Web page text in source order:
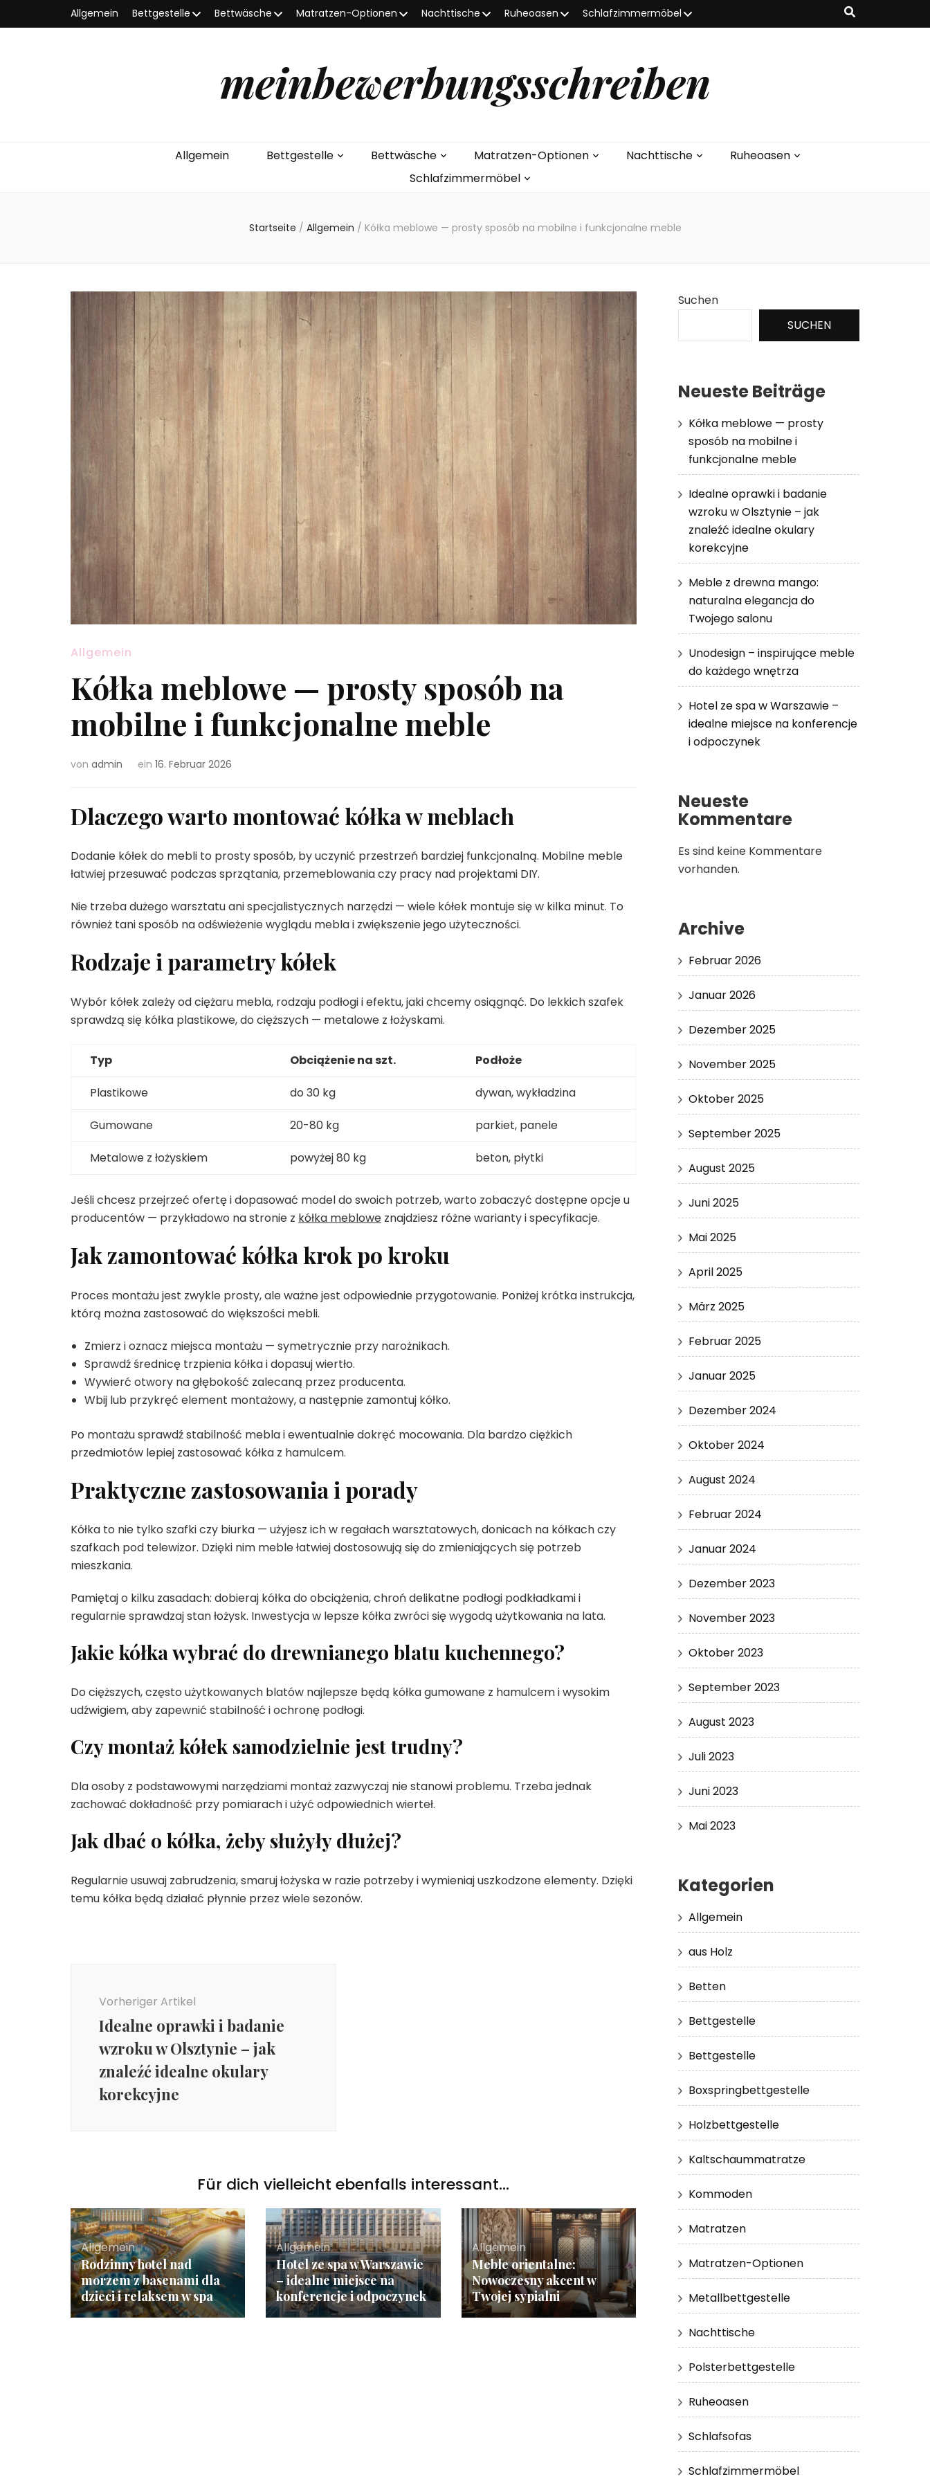
Allgemein Bettgestelle Bettwäsche Matratzen-Optionen Nachttische Ruheoasen Schlafzimmermöbel
meinbewerbungsschreiben
Allgemein Bettgestelle Bettwäsche Matratzen-Optionen Nachttische
Ruheoasen
Schlafzimmermöbel
Startseite / Allgemein / Kółka meblowe — prosty sposób na mobilne i funkcjonalne meble
Allgemein
Kółka meblowe — prosty sposób na
mobilne i funkcjonalne meble
von admin ein 16. Februar 2026
Dlaczego warto montować kółka w meblach
Dodanie kółek do mebli to prosty sposób, by uczynić przestrzeń bardziej funkcjonalną. Mobilne meble
łatwiej przesuwać podczas sprzątania, przemeblowania czy pracy nad projektami DIY.
Nie trzeba dużego warsztatu ani specjalistycznych narzędzi — wiele kółek montuje się w kilka minut. To
również tani sposób na odświeżenie wyglądu mebla i zwiększenie jego użyteczności.
Rodzaje i parametry kółek
Wybór kółek zależy od ciężaru mebla, rodzaju podłogi i efektu, jaki chcemy osiągnąć. Do lekkich szafek
sprawdzą się kółka plastikowe, do cięższych — metalowe z łożyskami.
Typ Obciążenie na szt. Podłoże
Plastikowe do 30 kg dywan, wykładzina
Gumowane 20-80 kg parkiet, panele
Metalowe z łożyskiem powyżej 80 kg beton, płytki
Jeśli chcesz przejrzeć ofertę i dopasować model do swoich potrzeb, warto zobaczyć dostępne opcje u
producentów — przykładowo na stronie z kółka meblowe znajdziesz różne warianty i specyfikacje.
Jak zamontować kółka krok po kroku
Proces montażu jest zwykle prosty, ale ważne jest odpowiednie przygotowanie. Poniżej krótka instrukcja,
którą można zastosować do większości mebli.
Zmierz i oznacz miejsca montażu — symetrycznie przy narożnikach.
Sprawdź średnicę trzpienia kółka i dopasuj wiertło.
Wywierć otwory na głębokość zalecaną przez producenta.
Wbij lub przykręć element montażowy, a następnie zamontuj kółko.
Po montażu sprawdź stabilność mebla i ewentualnie dokręć mocowania. Dla bardzo ciężkich
przedmiotów lepiej zastosować kółka z hamulcem.
Praktyczne zastosowania i porady
Kółka to nie tylko szafki czy biurka — użyjesz ich w regałach warsztatowych, donicach na kółkach czy
szafkach pod telewizor. Dzięki nim meble łatwiej dostosowują się do zmieniających się potrzeb
mieszkania.
Pamiętaj o kilku zasadach: dobieraj kółka do obciążenia, chroń delikatne podłogi podkładkami i
regularnie sprawdzaj stan łożysk. Inwestycja w lepsze kółka zwróci się wygodą użytkowania na lata.
Jakie kółka wybrać do drewnianego blatu kuchennego?
Do cięższych, często użytkowanych blatów najlepsze będą kółka gumowane z hamulcem i wysokim
udźwigiem, aby zapewnić stabilność i ochronę podłogi.
Czy montaż kółek samodzielnie jest trudny?
Dla osoby z podstawowymi narzędziami montaż zazwyczaj nie stanowi problemu. Trzeba jednak
zachować dokładność przy pomiarach i użyć odpowiednich wierteł.
Jak dbać o kółka, żeby służyły dłużej?
Regularnie usuwaj zabrudzenia, smaruj łożyska w razie potrzeby i wymieniaj uszkodzone elementy. Dzięki
temu kółka będą działać płynnie przez wiele sezonów.
Vorheriger Artikel
Idealne oprawki i badanie
wzroku w Olsztynie – jak
znaleźć idealne okulary
korekcyjne
Für dich vielleicht ebenfalls interessant...
Allgemein
Rodzinny hotel nad
morzem z basenami dla
dzieci i relaksem w spa
Allgemein
Hotel ze spa w Warszawie
– idealne miejsce na
konferencje i odpoczynek
Allgemein
Meble orientalne:
Nowoczesny akcent w
Twojej sypialni
Suchen
SUCHEN
Neueste Beiträge
Kółka meblowe — prosty
sposób na mobilne i
funkcjonalne meble
Idealne oprawki i badanie
wzroku w Olsztynie – jak
znaleźć idealne okulary
korekcyjne
Meble z drewna mango:
naturalna elegancja do
Twojego salonu
Unodesign – inspirujące meble
do każdego wnętrza
Hotel ze spa w Warszawie –
idealne miejsce na konferencje
i odpoczynek
Neueste
Kommentare
Es sind keine Kommentare
vorhanden.
Archive
Februar 2026
Januar 2026
Dezember 2025
November 2025
Oktober 2025
September 2025
August 2025
Juni 2025
Mai 2025
April 2025
März 2025
Februar 2025
Januar 2025
Dezember 2024
Oktober 2024
August 2024
Februar 2024
Januar 2024
Dezember 2023
November 2023
Oktober 2023
September 2023
August 2023
Juli 2023
Juni 2023
Mai 2023
Kategorien
Allgemein
aus Holz
Betten
Bettgestelle
Bettgestelle
Boxspringbettgestelle
Holzbettgestelle
Kaltschaummatratze
Kommoden
Matratzen
Matratzen-Optionen
Metallbettgestelle
Nachttische
Polsterbettgestelle
Ruheoasen
Schlafsofas
Schlafzimmermöbel